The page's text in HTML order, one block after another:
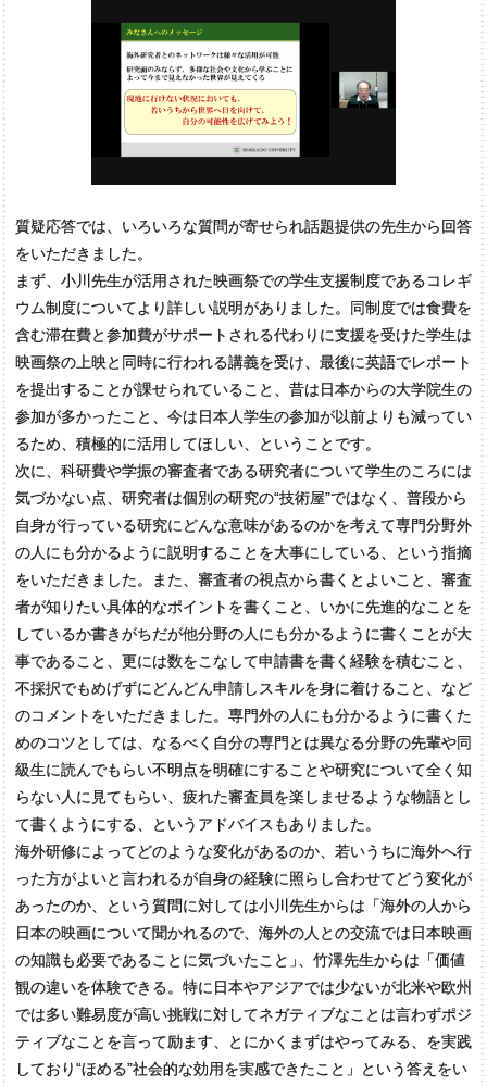
質疑応答では、いろいろな質問が寄せられ話題提供の先生から回答
をいただきました。
まず、小川先生が活用された映画祭での学生支援制度であるコレギ
ウム制度についてより詳しい説明がありました。同制度では食費を
含む滞在費と参加費がサポートされる代わりに支援を受けた学生は
映画祭の上映と同時に行われる講義を受け、最後に英語でレポート
を提出することが課せられていること、昔は日本からの大学院生の
参加が多かったこと、今は日本人学生の参加が以前よりも減ってい
るため、積極的に活用してほしい、ということです。
次に、科研費や学振の審査者である研究者について学生のころには
気づかない点、研究者は個別の研究の“技術屋”ではなく、普段から
自身が行っている研究にどんな意味があるのかを考えて専門分野外
の人にも分かるように説明することを大事にしている、という指摘
をいただきました。また、審査者の視点から書くとよいこと、審査
者が知りたい具体的なポイントを書くこと、いかに先進的なことを
しているか書きがちだが他分野の人にも分かるように書くことが大
事であること、更には数をこなして申請書を書く経験を積むこと、
不採択でもめげずにどんどん申請しスキルを身に着けること、など
のコメントをいただきました。専門外の人にも分かるように書くた
めのコツとしては、なるべく自分の専門とは異なる分野の先輩や同
級生に読んでもらい不明点を明確にすることや研究について全く知
らない人に見てもらい、疲れた審査員を楽しませるような物語とし
て書くようにする、というアドバイスもありました。
海外研修によってどのような変化があるのか、若いうちに海外へ行
った方がよいと言われるが自身の経験に照らし合わせてどう変化が
あったのか、という質問に対しては小川先生からは「海外の人から
日本の映画について聞かれるので、海外の人との交流では日本映画
の知識も必要であることに気づいたこと 」、竹澤先生からは「価値
観の違いを体験できる。特に日本やアジアでは少ないが北米や欧州
では多い難易度が高い挑戦に対してネガティブなことは言わずポジ
ティブなことを言って励ます、とにかくまずはやってみる、を実践
しており“ほめる”社会的な効用を実感できたこと」という答えをい